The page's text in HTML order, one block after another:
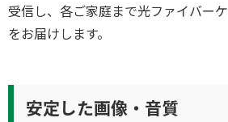
受信し、各ご家庭まで光ファイバー
をお届けします。
安定した画像・音質